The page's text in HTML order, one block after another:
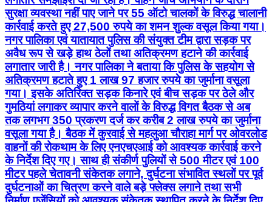
सुरक्षा व्यवस्था नहीं पाए जाने पर 55 ऑटो चालकों के विरुद्ध चालानी
कार्रवाई करते हुए 27,500 रुपये का शमन शुल्क वसूल किया गया।
नगर पालिका एवं यातायात पुलिस की संयुक्त टीम द्वारा सड़क पर
अवैध रूप से खड़े हाथ ठेलों तथा अतिक्रमण हटाने की कार्रवाई
लगातार जारी है। नगर पालिका ने बताया कि पुलिस के सहयोग से
अतिक्रमण हटाते हुए 1 लाख 97 हजार रुपये का जुर्माना वसूला
गया। इसके अतिरिक्त सड़क किनारे एवं बीच सड़क पर ठेले और
गुमठियां लगाकर व्यापार करने वालों के विरुद्ध विगत बैठक से अब
तक लगभग 350 प्रकरण दर्ज कर करीब 2 लाख रुपये का जुर्माना
वसूला गया है। बैठक में कुरवाई से महलुआ चौराहा मार्ग पर ओवरलोड
वाहनों की रोकथाम के लिए एनएचएआई को आवश्यक कार्रवाई करने
के निर्देश दिए गए। साथ ही संकीर्ण पुलियों से 500 मीटर एवं 100
मीटर पहले चेतावनी संकेतक लगाने, दुर्घटना संभावित स्थलों पर पूर्व
दुर्घटनाओं का चित्रण करने वाले बड़े फ्लेक्स लगाने तथा सभी